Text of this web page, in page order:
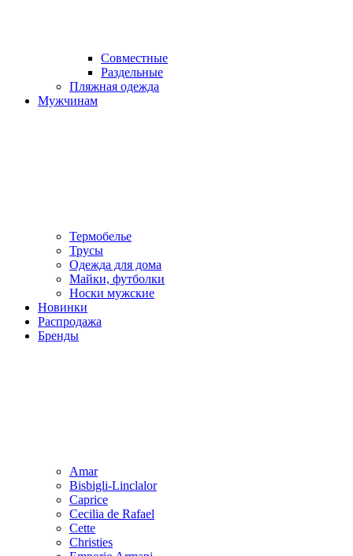
Совместные
Раздельные
Пляжная одежда
Мужчинам
Термобелье
Трусы
Одежда для дома
Майки, футболки
Носки мужские
Новинки
Распродажа
Бренды
Amar
Bisbigli-Linclalor
Caprice
Cecilia de Rafael
Cette
Christies